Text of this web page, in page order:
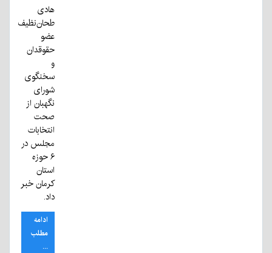
هادی
طحان‌نظیف
عضو
حقوقدان
و
سخنگوی
شورای
نگهبان از
صحت
انتخابات
مجلس در
۶ حوزه
استان
کرمان خبر
داد.
ادامه
مطلب
...